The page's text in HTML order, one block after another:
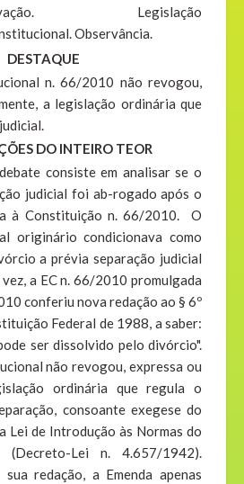
Legislação
Observância.
DESTAQUE
n. 66/2010 não revogou,
a legislação ordinária que
DO INTEIRO TEOR
consiste em analisar se o
judicial foi ab-rogado após o
à Constituição n. 66/2010. O
originário condicionava como
a prévia separação judicial
a EC n. 66/2010 promulgada
conferiu nova redação ao § 6º
Federal de 1988, a saber:
ser dissolvido pelo divórcio".
não revogou, expressa ou
ordinária que regula o
consoante exegese do
Lei de Introdução às Normas do
Lei n. 4.657/1942).
redação, a Emenda apenas